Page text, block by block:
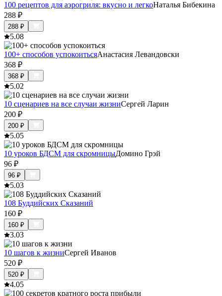
100 рецептов для аэрогриля: вкусно и легкоНаталья Бибекина
288 ₽
288 ₽
5.08
100+ способов успокоитьсяАнастасия Левандовски
368 ₽
368 ₽
5.02
10 сценариев на все случаи жизниСергей Ларин
200 ₽
200 ₽
5.05
10 уроков БДСМ для скромницыДомино Грэй
96 ₽
96 ₽
5.03
108 Буддийских Сказаний
160 ₽
160 ₽
3.03
10 шагов к жизниСергей Иванов
520 ₽
520 ₽
4.05